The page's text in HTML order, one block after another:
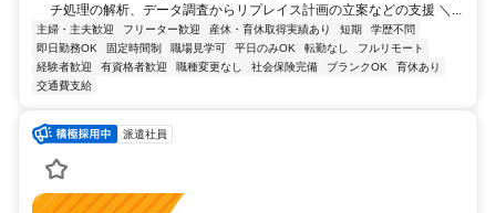
チ処理の解析、データ調査からリプレイス計画の立案などの支援 ＼...
主婦・主夫歓迎 フリーター歓迎 産休・育休取得実績あり 短期
学歴不問
即日勤務OK
固定時間制 職場見学可 平日のみOK 転勤なし
フルリモート
経験者歓迎
有資格者歓迎 職種変更なし 社会保険完備 ブランクOK
育休あり
交通費支給
派遣社員